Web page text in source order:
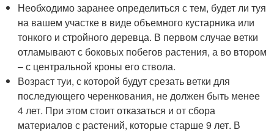
Необходимо заранее определиться с тем, будет ли туя
на вашем участке в виде объемного кустарника или
тонкого и стройного деревца. В первом случае ветки
отламывают с боковых побегов растения, а во втором
– с центральной кроны его ствола.
Возраст туи, с которой будут срезать ветки для
последующего черенкования, не должен быть менее
4 лет. При этом стоит отказаться и от сбора
материалов с растений, которые старше 9 лет. В